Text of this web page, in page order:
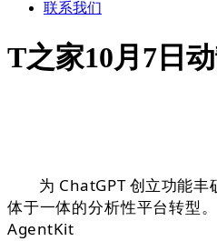
联系我们
T之家10月7日
为 ChatGPT 创立功能丰
体于一体的分析性平台转型